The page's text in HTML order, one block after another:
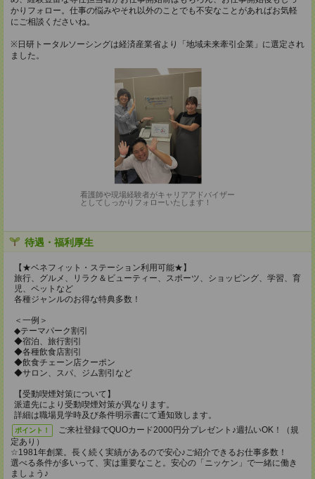
かりフォロー。仕事の悩みやそれ以外のことでも不安なことがあればお気軽
にご相談くださいね。
※日研トータルソーシングは経済産業省より「地域未来牽引企業」に選定され
ました。
看護師や現場経験者がキャリアアドバイザー
としてしっかりフォローいたします！
待遇・福利厚生
【★ベネフィット・ステーション利用可能★】
旅行、グルメ、リラク＆ビューティー、スポーツ、ショッピング、学習、育
児、ペットなど
各種ジャンルのお得な特典多数！
＜一例＞
◆テーマパーク割引
◆宿泊、旅行割引
◆各種飲食店割引
◆飲食チェーン店クーポン
◆サロン、スパ、ジム割引など
【受動喫煙対策について】
派遣先により受動喫煙対策が異なります。
詳細は職場見学時及び条件明示書にて通知致します。
ポイント！
ご来社登録でQUOカード2000円分プレゼント♪週払いOK！（規
定あり）
☆1981年創業。長く続く実績があるので安心♪ご紹介できるお仕事多数！
選べる条件が多いって、実は重要なこと。安心の「ニッケン」で一緒に働き
ましょう♪